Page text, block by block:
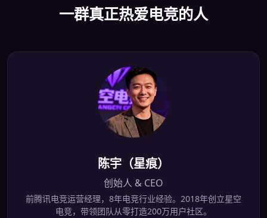
一群真正热爱电竞的人
陈宇（星痕）
创始人 & CEO
前腾讯电竞运营经理，8年电竞行业经验。2018年创立星空
电竞，带领团队从零打造200万用户社区。